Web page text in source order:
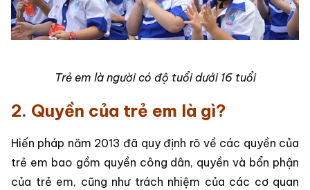
Trẻ em là người có độ tuổi dưới 16 tuổi
2. Quyền của trẻ em là gì?
Hiến pháp năm 2013 đã quy định rõ về các quyền của
trẻ em bao gồm quyền công dân, quyền và bổn phận
của trẻ em, cũng như trách nhiệm của các cơ quan